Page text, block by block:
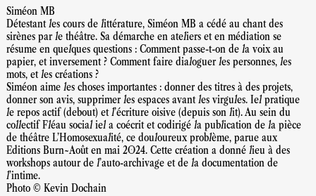
Siméon MB
Détestant les cours de littérature, Siméon MB a cédé au chant des
sirènes par le théâtre. Sa démarche en ateliers et en médiation se
résume en quelques questions : Comment passe-t-on de la voix au
papier, et inversement ? Comment faire dialoguer les personnes, les
mots, et les créations ?
Siméon aime les choses importantes : donner des titres à des projets,
donner son avis, supprimer les espaces avant les virgules. Iel pratique
le repos actif (debout) et l’écriture oisive (depuis son lit). Au sein du
collectif Fléau social iel a coécrit et codirigé la publication de la pièce
de théâtre L’Homosexualité, ce douloureux problème, parue aux
Editions Burn~Août en mai 2024. Cette création a donné lieu à des
workshops autour de l’auto-archivage et de la documentation de
l’intime.
Photo © Kevin Dochain